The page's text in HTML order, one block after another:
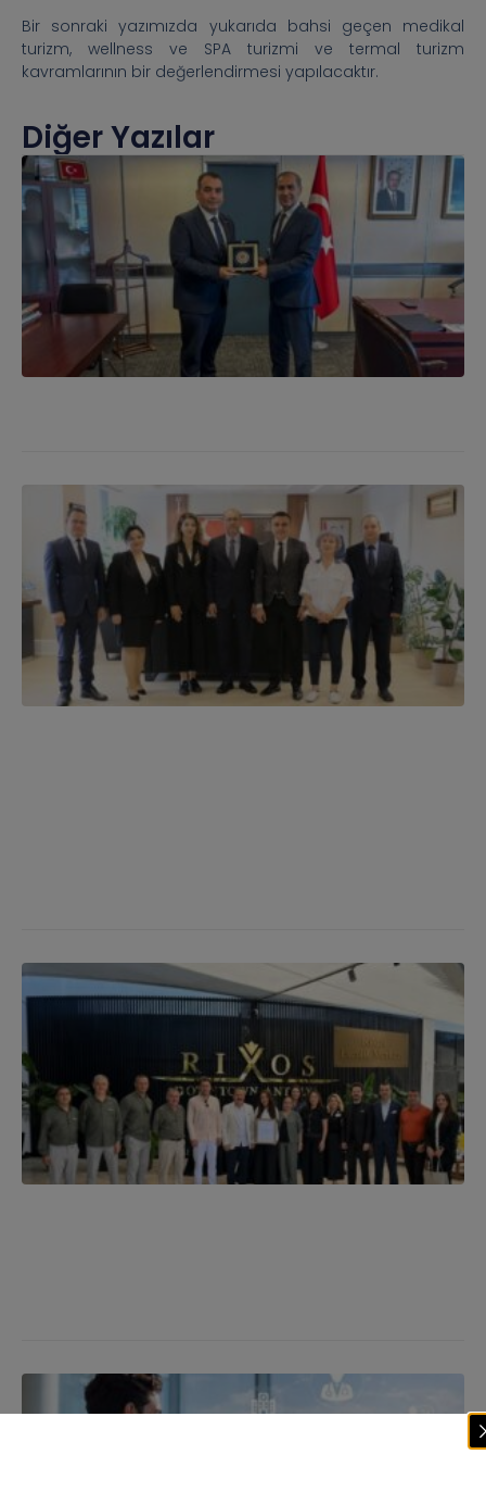
Bir sonraki yazımızda yukarıda bahsi geçen medikal
turizm, wellness ve SPA turizmi ve termal turizm
kavramlarının bir değerlendirmesi yapılacaktır.
Diğer Yazılar